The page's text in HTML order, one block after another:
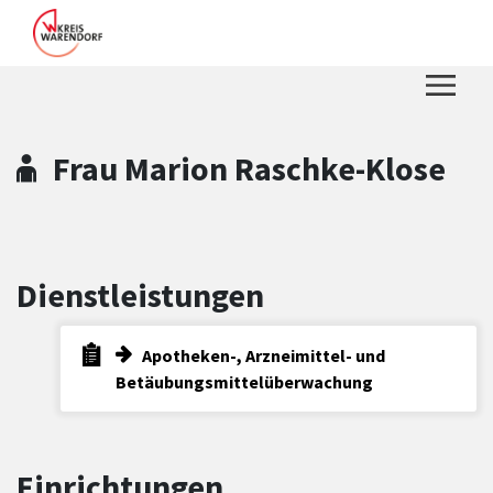
Zum Header
Zum Hauptinhalt
Zum Footer
Zum Hauptinhalt springen
Frau Marion Raschke-Klose
Dienstleistungen
Apotheken-, Arzneimittel- und
Betäubungsmittelüberwachung